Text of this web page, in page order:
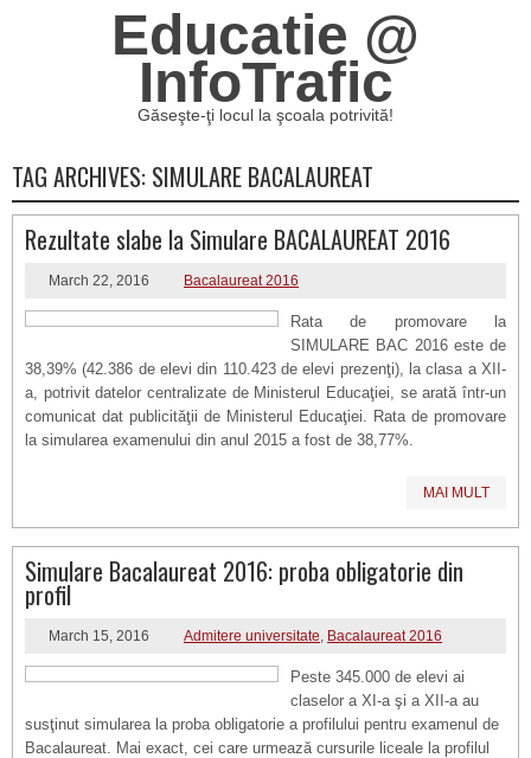
Educatie @
InfoTrafic
Găseşte-ţi locul la şcoala potrivită!
TAG ARCHIVES: SIMULARE BACALAUREAT
Rezultate slabe la Simulare BACALAUREAT 2016
March 22, 2016 Bacalaureat 2016
Rata de promovare la
SIMULARE BAC 2016 este de
38,39% (42.386 de elevi din 110.423 de elevi prezenţi), la clasa a XII-
a, potrivit datelor centralizate de Ministerul Educaţiei, se arată într-un
comunicat dat publicităţii de Ministerul Educaţiei. Rata de promovare
la simularea examenului din anul 2015 a fost de 38,77%.
MAI MULT
Simulare Bacalaureat 2016: proba obligatorie din
profil
March 15, 2016 Admitere universitate, Bacalaureat 2016
Peste 345.000 de elevi ai
claselor a XI-a şi a XII-a au
susţinut simularea la proba obligatorie a profilului pentru examenul de
Bacalaureat. Mai exact, cei care urmează cursurile liceale la profilul